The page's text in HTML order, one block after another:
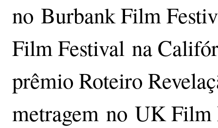
no Burbank Film
Film Festival na
prêmio Roteiro
metragem no UK Film